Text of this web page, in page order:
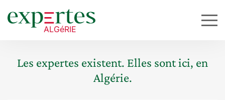
Les expertes existent. Elles sont ici, en
Algérie.